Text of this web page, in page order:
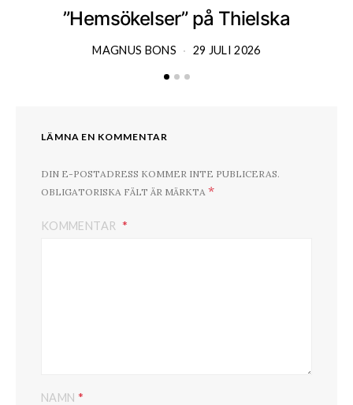
”Hemsökelser” på Thielska
MAGNUS BONS 29 JULI 2026
LÄMNA EN KOMMENTAR
DIN E-POSTADRESS KOMMER INTE PUBLICERAS.
OBLIGATORISKA FÄLT ÄR MÄRKTA *
KOMMENTAR
NAMN *